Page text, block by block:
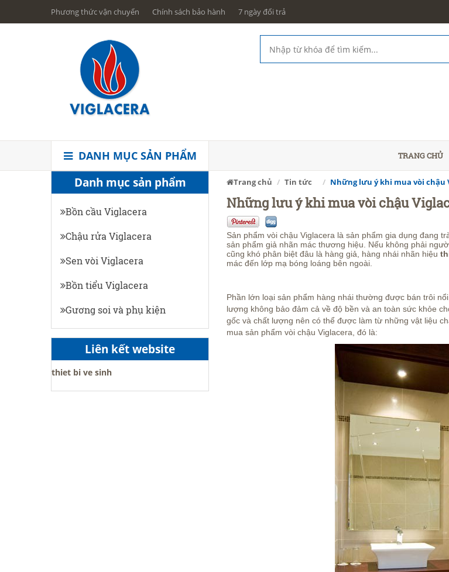
Phương thức vận chuyển Chính sách bảo hành 7 ngày đổi trả
DANH MỤC SẢN PHẨM TRANG CHỦ
Danh mục sản phẩm
Bồn cầu Viglacera
Chậu rửa Viglacera
Sen vòi Viglacera
Bồn tiểu Viglacera
Gương soi và phụ kiện
Liên kết website
thiet bi ve sinh
Trang chủ Tin tức Những lưu ý khi mua vòi chậu
Những lưu ý khi mua vòi chậu
Sản phẩm vòi chậu Viglacera là sản phẩm gia dụng đang
sản phẩm giả nhãn mác thương hiệu. Nếu không phải
cũng khó phân biệt đâu là hàng giả, hàng nhái nhãn hiệu
mác đến lớp mạ bóng loáng bên ngoài.
Phần lớn loại sản phẩm hàng nhái thường được bán trôi
lượng không bảo đảm cả về độ bền và an toàn sức khỏe
gốc và chất lượng nên có thể được làm từ những vật liệu
mua sản phẩm vòi chậu Viglacera, đó là: